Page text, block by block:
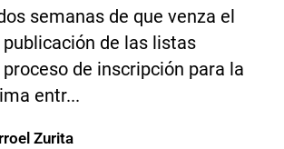
semanas de que venza el
de las listas
de inscripción para la
entr...
Zurita